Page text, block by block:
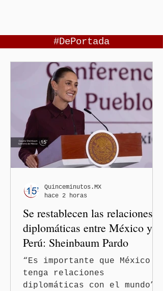
#DePortada
Se restablecen las relaciones
diplomáticas entre México y
Perú: Sheinbaum Pardo
“Es importante que México
tenga relaciones
diplomáticas con el mundo”,
Quinceminutos.MX
hace 2 horas